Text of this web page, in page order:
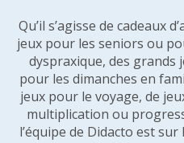
Qu’il s’agisse de cadeaux
jeux pour les seniors ou
dyspraxique, des grands
pour les dimanches en
jeux pour le voyage, de
multiplication ou
l’équipe de Didacto est